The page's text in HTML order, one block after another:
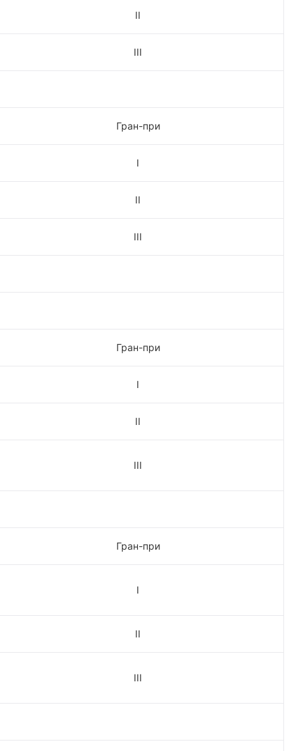
II
III
Гран-при
I
II
III
Гран-при
I
II
III
Гран-при
I
II
III